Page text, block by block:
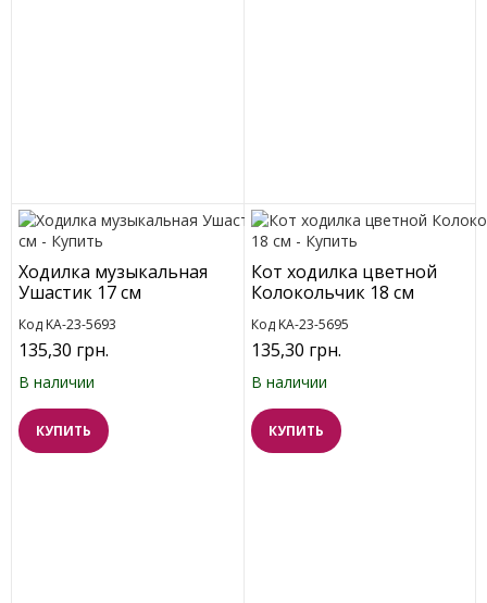
Ходилка музыкальная
Ушастик 17 см
Код KA-23-5693
135,30 грн.
В наличии
КУПИТЬ
Кот ходилка цветной
Колокольчик 18 см
Код KA-23-5695
135,30 грн.
В наличии
КУПИТЬ